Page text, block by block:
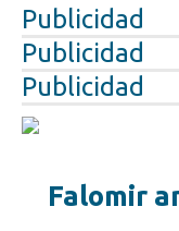
Publicidad
Publicidad
Publicidad
Falomir